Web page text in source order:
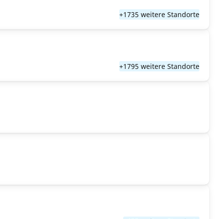
+1735 weitere Standorte
+1795 weitere Standorte